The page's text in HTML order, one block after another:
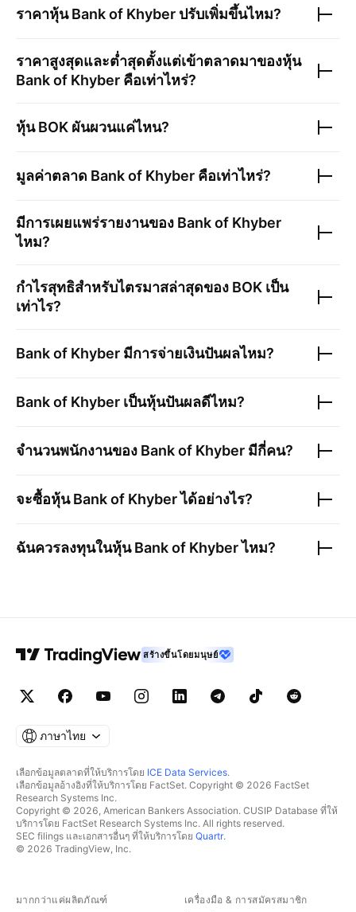
ราคาหุ้นBank of Khyber ปรับเพิ่มขึ้นไหม?
ราคาสูงสุดและต่ำสุดตั้งแต่เข้าตลาดมาของหุ้น
Bank of Khyber คือเท่าไหร่?
หุ้นBOK ผันผวนแค่ไหน?
มูลค่าตลาด Bank of Khyber คือเท่าไหร่?
มีการเผยแพร่รายงานของ Bank of Khyber
ไหม?
กำไรสุทธิสำหรับไตรมาสล่าสุดของ BOK เป็น
เท่าไร?
Bank of Khyber มีการจ่ายเงินปันผลไหม?
Bank of Khyber เป็นหุ้นปันผลดีไหม?
จำนวนพนักงานของ Bank of Khyber มีกี่คน?
จะซื้อหุ้นBank of Khyberได้อย่างไร?
ฉันควรลงทุนในหุ้นBank of Khyberไหม?
สร้างขึ้นโดยมนุษย์
ภาษาไทย
เลือกข้อมูลตลาดที่ให้บริการโดย ICE Data Services.
เลือกข้อมูลอ้างอิงที่ให้บริการโดย FactSet. Copyright © 2026 FactSet
Research Systems Inc.
Copyright © 2026, American Bankers Association. CUSIP Database ที่ให้
บริการโดย FactSet Research Systems Inc. All rights reserved.
SEC filings และเอกสารอื่นๆ ที่ให้บริการโดย Quartr.
© 2026 TradingView, Inc.
มากกว่าแค่ผลิตภัณฑ์ เครื่องมือ & การสมัครสมาชิก